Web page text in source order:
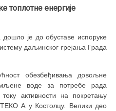
топлотне енергије
је до обуставе испоруке
даљинског грејања Града
обезбеђивања довољне
воде за потребе рада
активности на покретању
ТЕКО А у Костолцу. Велики део